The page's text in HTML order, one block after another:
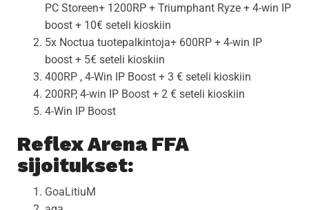
PC Storeen+ 1200RP + Triumphant Ryze + 4-win IP
boost + 10€ seteli kioskiin
5x Noctua tuotepalkintoja+ 600RP + 4-win IP
boost + 5€ seteli kioskiin
400RP , 4-Win IP Boost + 3 € seteli kioskiin
200RP, 4-win IP Boost + 2 € seteli kioskiin
4-Win IP Boost
Reflex Arena FFA
sijoitukset:
GoaLitiuM